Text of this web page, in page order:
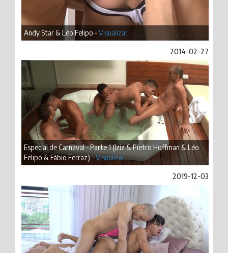
Andy Star & Léo Felipo -Visualizar
2014-02-27
Especial de Carnaval - Parte 1 (Iziz & Pietro Hoffman & Léo
Felipo & Fábio Ferraz) -Visualizar
2019-12-03